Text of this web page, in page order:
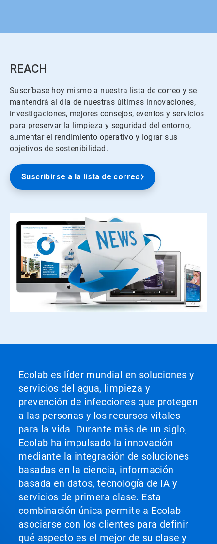
REACH
Suscríbase hoy mismo a nuestra lista de correo y se
mantendrá al día de nuestras últimas innovaciones,
investigaciones, mejores consejos, eventos y servicios
para preservar la limpieza y seguridad del entorno,
aumentar el rendimiento operativo y lograr sus
objetivos de sostenibilidad.
Suscribirse a la lista de correo
Ecolab es líder mundial en soluciones y
servicios del agua, limpieza y
prevención de infecciones que protegen
a las personas y los recursos vitales
para la vida. Durante más de un siglo,
Ecolab ha impulsado la innovación
mediante la integración de soluciones
basadas en la ciencia, información
basada en datos, tecnología de IA y
servicios de primera clase. Esta
combinación única permite a Ecolab
asociarse con los clientes para definir
qué aspecto es el mejor de su clase y